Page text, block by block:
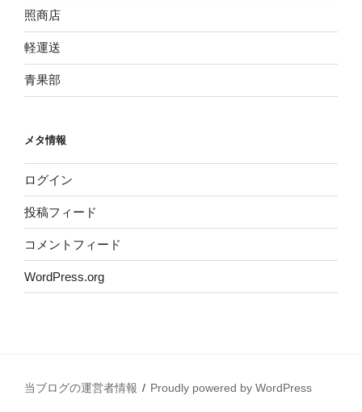
照商店
軽運送
青果部
メタ情報
ログイン
投稿フィード
コメントフィード
WordPress.org
当ブログの運営者情報 Proudly powered by WordPress